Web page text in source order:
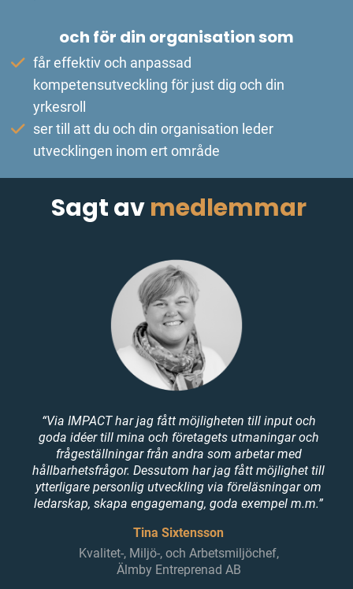
och för din organisation som
får effektiv och anpassad
kompetensutveckling för just dig och din
yrkesroll
ser till att du och din organisation leder
utvecklingen inom ert område
Sagt avmedlemmar
“Via IMPACT har jag fått möjligheten till input och
goda idéer till mina och företagets utmaningar och
frågeställningar från andra som arbetar med
hållbarhetsfrågor. Dessutom har jag fått möjlighet till
ytterligare personlig utveckling via föreläsningar om
ledarskap, skapa engagemang, goda exempel m.m.”
Tina Sixtensson
Kvalitet-, Miljö-, och Arbetsmiljöchef,
Älmby Entreprenad AB